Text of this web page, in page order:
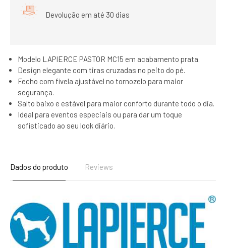
Devolução em até 30 dias
Modelo LAPIERCE PASTOR MC15 em acabamento prata.
Design elegante com tiras cruzadas no peito do pé.
Fecho com fivela ajustável no tornozelo para maior
segurança.
Salto baixo e estável para maior conforto durante todo o dia.
Ideal para eventos especiais ou para dar um toque
sofisticado ao seu look diário.
Dados do produto Reviews